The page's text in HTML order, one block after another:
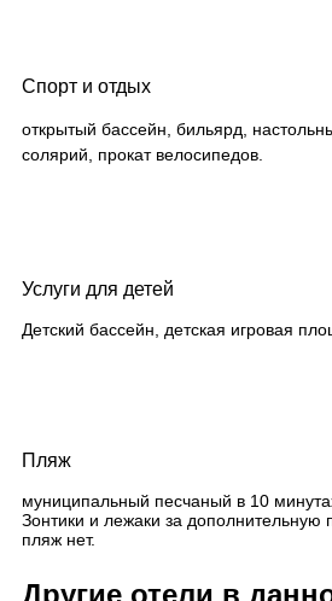
Спорт и отдых
открытый бассейн, бильярд,
солярий, прокат велосипедов.
Услуги для детей
Детский бассейн, детская игровая
Пляж
муниципальный песчаный в 10
Зонтики и лежаки за дополнительную
пляж нет.
Другие отели в